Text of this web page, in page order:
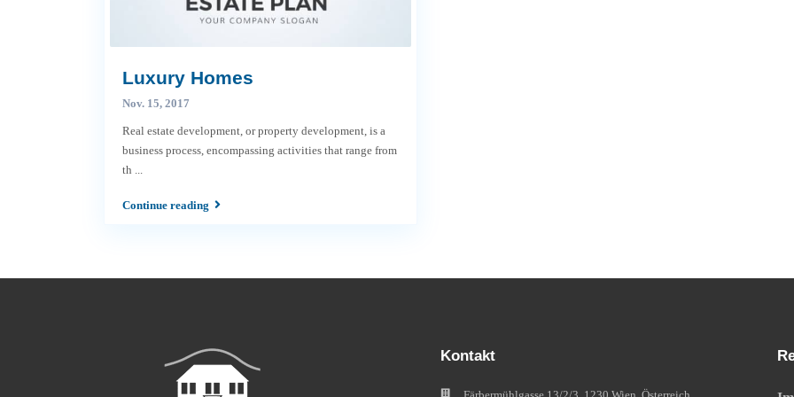
Luxury Homes
Nov. 15, 2017
Real estate development, or property development, is a
business process, encompassing activities that range from
th ...
Continue reading
Kontakt